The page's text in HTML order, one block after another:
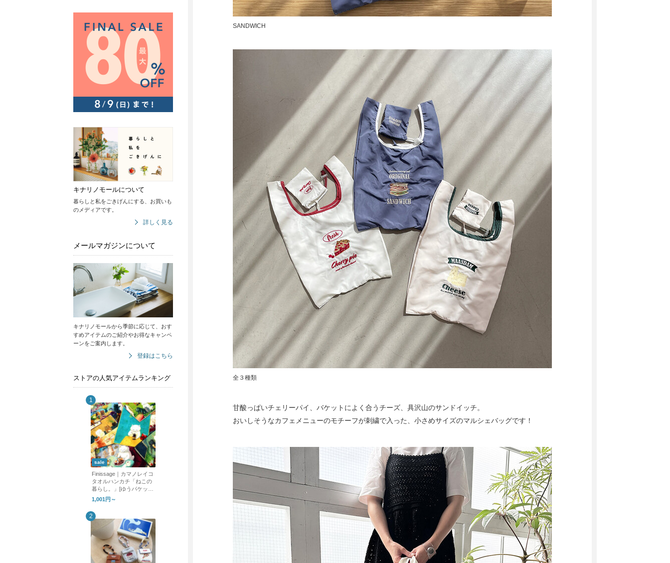
キナリノモールについて
暮らしと私をごきげんにする、お買いも
のメディアです。
詳しく見る
メールマガジンについて
キナリノモールから季節に応じて、おす
すめアイテムのご紹介やお得なキャンペ
ーンをご案内します。
登録はこちら
ストアの人気アイテムランキング
sale
Finissage｜カマノレイコ
タオルハンカチ「ねこの
暮らし。」[ゆうパケット
対応] ギフト
1,001円～
SANDWICH
全３種類
甘酸っぱいチェリーパイ、バケットによく合うチーズ、具沢山のサンドイッチ。
おいしそうなカフェメニューのモチーフが刺繍で入った、小さめサイズのマルシェバッグです！